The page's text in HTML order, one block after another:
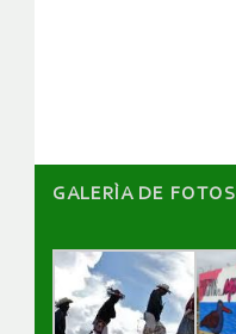
GALERÌA DE FOTOS